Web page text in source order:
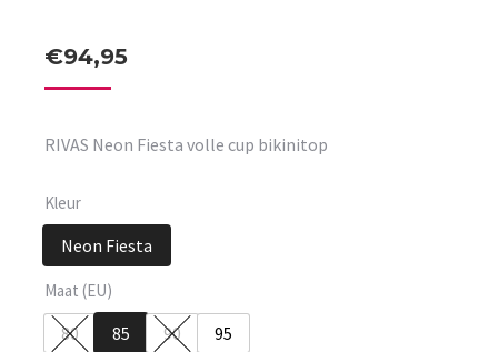
€94,95
RIVAS Neon Fiesta volle cup bikinitop
Kleur
Neon Fiesta
Maat (EU)
80 85 90 95